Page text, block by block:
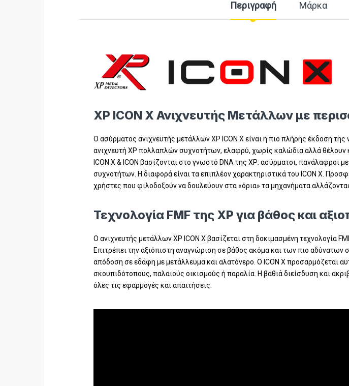
Περιγραφή Μάρκα
XP ICON X Ανιχνευτής Μετάλλων με
Ο ασύρματος ανιχνευτής μετάλλων XP ICON X είναι η πιο πλήρης έκδοση
ανιχνευτή XP πολλαπλών συχνοτήτων, ελαφρύ, χωρίς καλώδια αλλά θέλουν
ICON X & ICON βασίζονται στο γνωστό DNA της XP: ασύρματοι,
συχνοτήτων. Η διαφορά είναι τα επιπλέον χαρακτηριστικά του ICON X.
χρήστες που φιλοδοξούν να δουλεύουν στα «όρια» τα μηχανήματα
Τεχνολογία FMF της XP για βάθος και
Ο ανιχνευτής μετάλλων XP ICON X βασίζεται στη δοκιμασμένη τεχνολογία
Επιτρέπει την αξιόπιστη αναγνώριση σε βάθος ακόμα και των πιο
απόδοση σε εδάφη με μετάλλευμα και αλατόνερο. Ο ICON X προσαρμόζεται
σκουπιδότοπους, παλαιούς οικισμούς ή παραλία. Η βαθιά διείσδυση και
όλες τις εφαρμογές και απαιτήσεις.